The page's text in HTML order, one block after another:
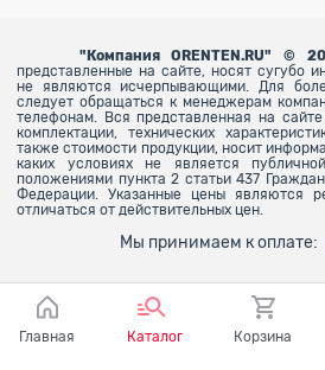
" Компания ORENTEN.RU" ©
представленные на сайте, носят сугубо
не являются исчерпывающими. Для
следует обращаться к менеджерам
телефонам. Вся представленная на
комплектации, технических
также стоимости продукции, носит
каких условиях не является
положениями пункта 2 статьи 437
Федерации. Указанные цены являются
отличаться от действительных цен.
Мы принимаем к оплате:
Главная Каталог Корзина